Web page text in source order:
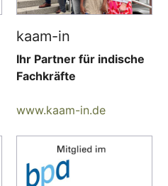
kaam-in
Ihr Partner für indische
Fachkräfte
www.kaam-in.de